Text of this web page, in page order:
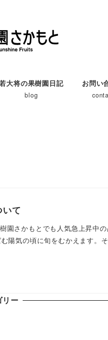
大将の果樹園日記
blog
お問い
て
園さかもとでも人気急上昇中
陽気の頃に旬をむかえます。
リー